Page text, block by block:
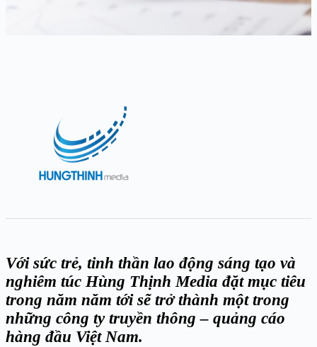
Với sức trẻ, tinh thần lao động sáng tạo và
nghiêm túc Hùng Thịnh Media đặt mục tiêu
trong năm năm tới sẽ trở thành một trong
những công ty truyền thông – quảng cáo
hàng đầu Việt Nam.